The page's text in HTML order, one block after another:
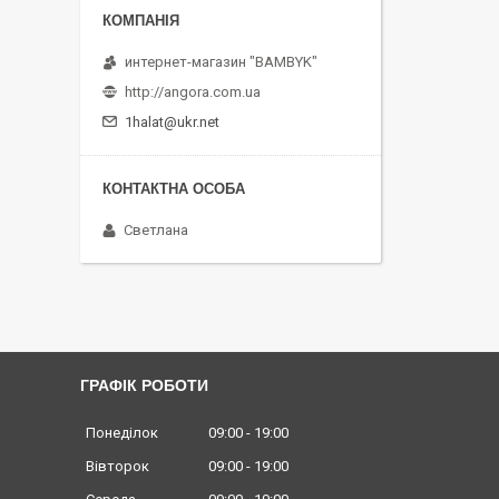
интернет-магазин "BAMBYK"
http://angora.com.ua
1halat@ukr.net
Светлана
ГРАФІК РОБОТИ
Понеділок 09:00
19:00
Вівторок
09:00
19:00